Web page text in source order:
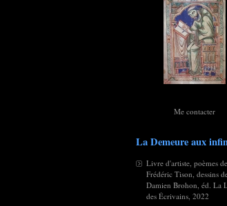
Me contacter
La Demeure aux
Livre d'artiste, poèmes de
Frédéric Tison, dessins
Damien Brohon, éd. La
des Écrivains, 2022